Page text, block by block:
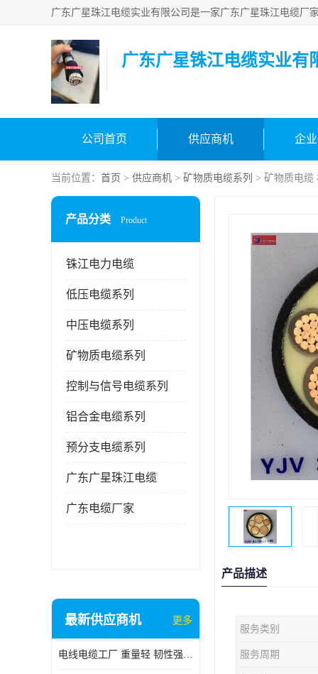
广东广星铢江电缆实业有
公司首页 供应商机 企
当前位置： 首页 > 供应商机 > 矿物质电缆系列 > 矿物质电缆
产品分类 Product
铢江电力电缆
低压电缆系列
中压电缆系列
矿物质电缆系列
控制与信号电缆系列
铝合金电缆系列
预分支电缆系列
广东广星珠江电缆
广东电缆厂家
最新供应商机 更多
电线电缆工厂 重量轻 韧性强 体积小 连接简单
产品描述
服务类别
服务周期